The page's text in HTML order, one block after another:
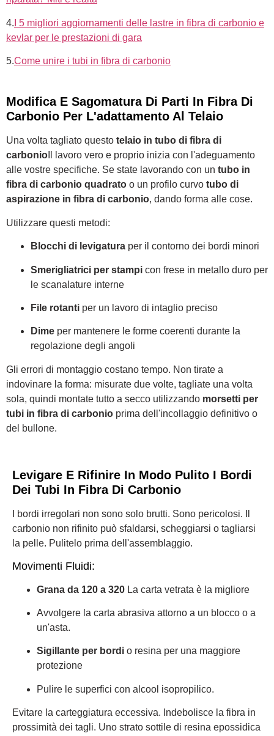
4. I 5 migliori aggiornamenti delle lastre in fibra di carbonio e
kevlar per le prestazioni di gara
5.Come unire i tubi in fibra di carbonio
Modifica E Sagomatura Di Parti In Fibra Di
Carbonio Per L'adattamento Al Telaio
Una volta tagliato questo telaio in tubo di fibra di
carbonio Il lavoro vero e proprio inizia con l'adeguamento
alle vostre specifiche. Se state lavorando con un tubo in
fibra di carbonio quadrato o un profilo curvo tubo di
aspirazione in fibra di carbonio, dando forma alle cose.
Utilizzare questi metodi:
Blocchi di levigatura per il contorno dei bordi minori
Smerigliatrici per stampi con frese in metallo duro per
le scanalature interne
File rotanti per un lavoro di intaglio preciso
Dime per mantenere le forme coerenti durante la
regolazione degli angoli
Gli errori di montaggio costano tempo. Non tirate a
indovinare la forma: misurate due volte, tagliate una volta
sola, quindi montate tutto a secco utilizzando morsetti per
tubi in fibra di carbonio prima dell'incollaggio definitivo o
del bullone.
Levigare E Rifinire In Modo Pulito I Bordi
Dei Tubi In Fibra Di Carbonio
I bordi irregolari non sono solo brutti. Sono pericolosi. Il
carbonio non rifinito può sfaldarsi, scheggiarsi o tagliarsi
la pelle. Pulitelo prima dell'assemblaggio.
Movimenti Fluidi:
Grana da 120 a 320 La carta vetrata è la migliore
Avvolgere la carta abrasiva attorno a un blocco o a
un'asta.
Sigillante per bordi o resina per una maggiore
protezione
Pulire le superfici con alcool isopropilico.
Evitare la carteggiatura eccessiva. Indebolisce la fibra in
prossimità dei tagli. Uno strato sottile di resina epossidica